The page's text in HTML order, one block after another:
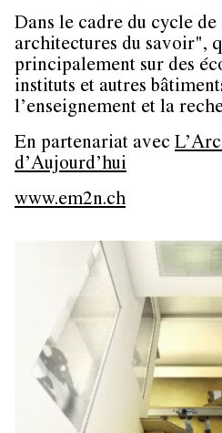
Dans le cadre du cycle
architectures du savoir",
principalement sur des
instituts et autres
l’enseignement et la
En partenariat avec
d’Aujourd’hui
www.em2n.ch